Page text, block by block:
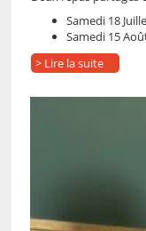
Samedi 18
Samedi 15
> Lire la suite